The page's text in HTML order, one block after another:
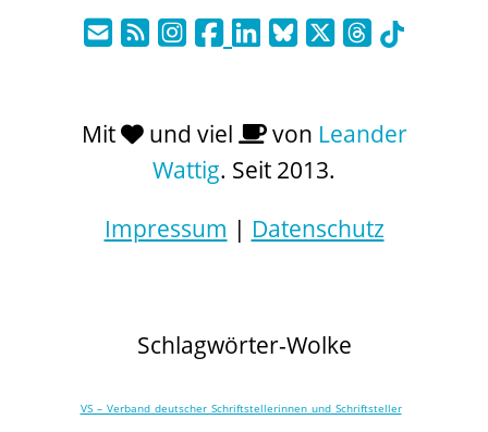
Mit und viel von Leander
Wattig. Seit 2013.
Impressum | Datenschutz
Schlagwörter-Wolke
VS – Verband deutscher Schriftstellerinnen und Schriftsteller